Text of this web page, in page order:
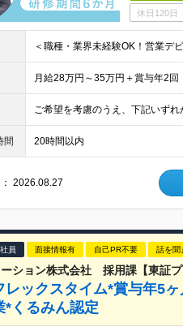
休日120日
間 20時間以内
：2026.08.27
員 面接情報有 自己PR不要 話を聞
ション株式会社 採用課【東証プ
レックスタイム*賞与年5
*くるみん認定